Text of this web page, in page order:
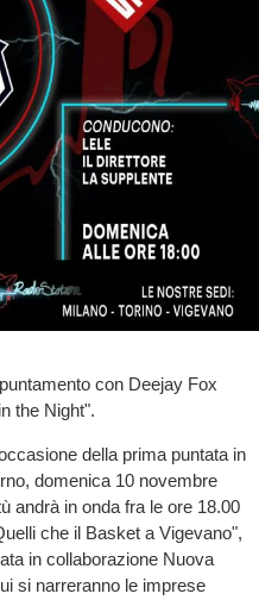
con Deejay Fox
the Night".
della prima puntata in
domenica 10 novembre
andrà in onda fra le ore 18.00
che il Basket a Vigevano",
in collaborazione Nuova
si narreranno le imprese